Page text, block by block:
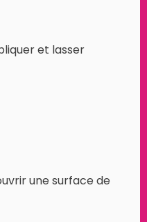
et lasser
une surface de